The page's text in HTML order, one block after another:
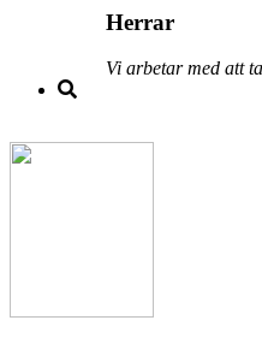
Herrar
Vi arbetar med att